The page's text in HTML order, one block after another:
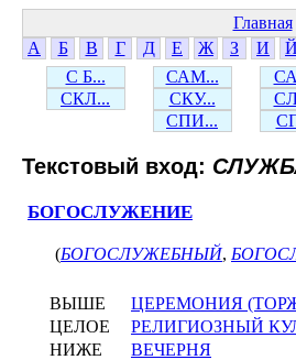
Главная
А
Б В Г Д Е Ж З И Й
С Б...
САМ...
СКЛ...
СКУ...
СПИ...
Текстовый вход:
БОГОСЛУЖЕНИЕ
(БОГОСЛУЖЕБНЫЙ,
ВЫШЕ
ЦЕРЕМОНИЯ
ЦЕЛОЕ
РЕЛИГИОЗНЫЙ
НИЖЕ
ВЕЧЕРНЯ